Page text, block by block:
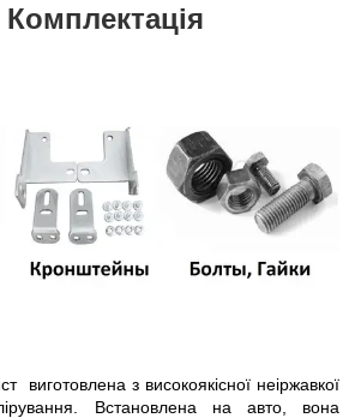
виготовлена з високоякісної неіржавкої
Встановлена на авто, вона